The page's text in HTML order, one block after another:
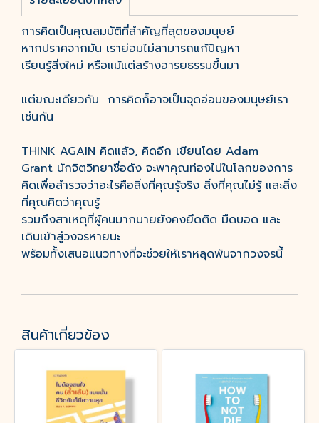
การคิดเป็นคุณสมบัติที่สำคัญที่สุดของมนุษย์
หากปราศจากมัน เราย่อมไม่สามารถแก้ปัญหา
เรียนรู้สิ่งใหม่ หรือแม้แต่สร้างอารยธรรมขึ้นมา
แต่ขณะเดียวกัน การคิดก็อาจเป็นจุดอ่อนของมนุษย์เรา
เช่นกัน
THINK AGAIN คิดแล้ว, คิดอีก เขียนโดย Adam
Grant นักจิตวิทยาชื่อดัง จะพาคุณท่องไปในโลกของการ
คิดเพื่อสำรวจว่าอะไรคือสิ่งที่คุณรู้จริง สิ่งที่คุณไม่รู้ และสิ่ง
ที่คุณคิดว่าคุณรู้
รวมถึงสาเหตุที่ผู้คนมากมายยังคงยึดติด มืดบอด และ
เดินเข้าสู่วงจรหายนะ
พร้อมทั้งเสนอแนวทางที่จะช่วยให้เราหลุดพ้นจากวงจรนี้
สินค้าเกี่ยวข้อง